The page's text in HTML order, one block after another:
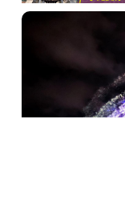
推薦景點
討論區
聯絡我們